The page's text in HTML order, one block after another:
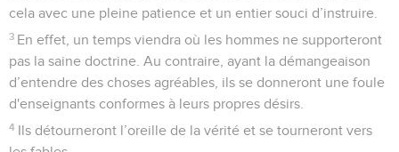
cela avec une pleine patience et un entier souci d’instruire.
3 En effet, un temps viendra où les hommes ne supporteront
pas la saine doctrine. Au contraire, ayant la démangeaison
d’entendre des choses agréables, ils se donneront une foule
d'enseignants conformes à leurs propres désirs.
4 Ils détourneront l’oreille de la vérité et se tourneront vers